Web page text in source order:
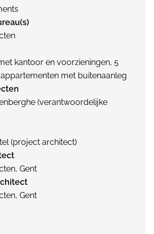
kantoor en voorzieningen, 5
met buitenaanleg
(verantwoordelijke
(project architect)
Gent
Gent